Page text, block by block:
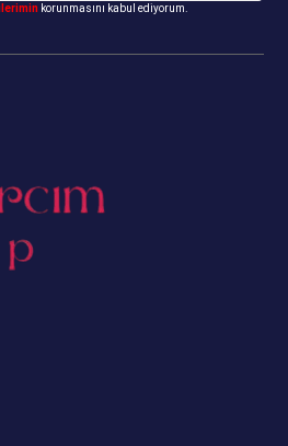
korunmasını kabul ediyorum.